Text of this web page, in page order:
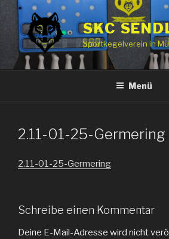
springen
SKC
Sportkegelverein in
Menü
2.11-01-25-Germering
2.11-01-25-Germering
Schreibe einen Kommentar
Deine E-Mail-Adresse wird nicht